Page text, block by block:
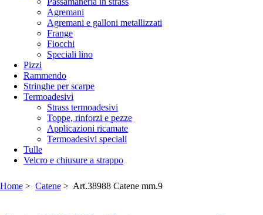
Agremani
Agremani e galloni metallizzati
Frange
Fiocchi
Speciali lino
Pizzi
Rammendo
Stringhe per scarpe
Termoadesivi
Strass termoadesivi
Toppe, rinforzi e pezze
Applicazioni ricamate
Termoadesivi speciali
Tulle
Velcro e chiusure a strappo
Home > Catene > Art.38988 Catene mm.9